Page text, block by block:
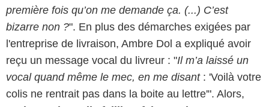
première fois qu’on me demande ça. (...) C’est
bizarre non ?". En plus des démarches exigées par
l'entreprise de livraison, Ambre Dol a expliqué avoir
reçu un message vocal du livreur : "Il m’a laissé un
vocal quand même le mec, en me disant: 'Voilà votre
colis ne rentrait pas dans la boite au lettre'". Alors,